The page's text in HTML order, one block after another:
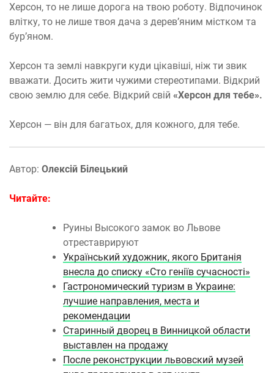
Херсон, то не лише дорога на твою роботу. Відпочинок
влітку, то не лише твоя дача з дерев’яним містком та
бур’яном.
Херсон та землі навкруги куди цікавіші, ніж ти звик
вважати. Досить жити чужими стереотипами. Відкрий
свою землю для себе. Відкрий свій «Херсон для тебе».
Херсон — він для багатьох, для кожного, для тебе.
Автор: Олексій Білецький
Читайте:
Руины Высокого замок во Львове
отреставрируют
Український художник, якого Британія
внесла до списку «Сто геніїв сучасності»
Гастрономический туризм в Украине:
лучшие направления, места и
рекомендации
Старинный дворец в Винницкой области
выставлен на продажу
После реконструкции львовский музей